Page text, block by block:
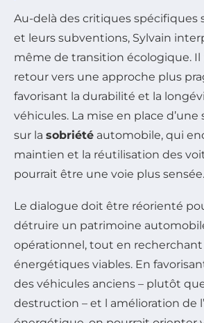
Au-delà des critiques spécifiques
et leurs subventions, Sylvain
même de transition écologique. Il
retour vers une approche plus
favorisant la durabilité et la
véhicules. La mise en place
sur la sobriété automobile, qui
maintien et la réutilisation des
pourrait être une voie plus sensée.
Le dialogue doit être réorienté
détruire un patrimoine
opérationnel, tout en
énergétiques viables. En
des véhicules anciens – plutôt
destruction – et l amélioration de